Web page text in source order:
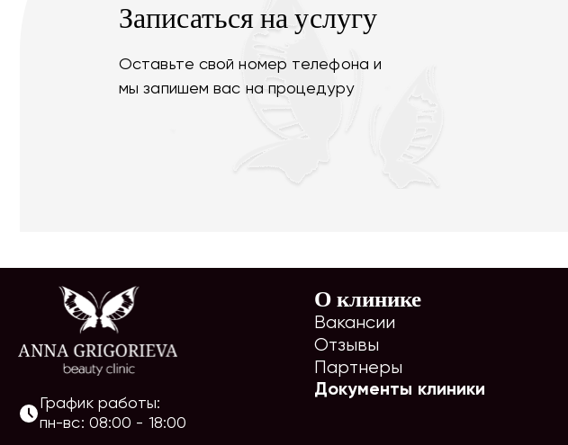
Записаться на услугу
Оставьте свой номер телефона и
мы запишем вас на процедуру
График работы:
пн-вс: 08:00 - 18:00
О клинике
Вакансии
Отзывы
Партнеры
Документы клиники